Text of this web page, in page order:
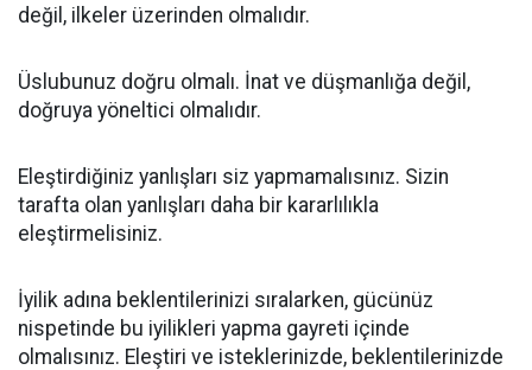
değil, ilkeler üzerinden olmalıdır.
Üslubunuz doğru olmalı. İnat ve düşmanlığa değil,
doğruya yöneltici olmalıdır.
Eleştirdiğiniz yanlışları siz yapmamalısınız. Sizin
tarafta olan yanlışları daha bir kararlılıkla
eleştirmelisiniz.
İyilik adına beklentilerinizi sıralarken, gücünüz
nispetinde bu iyilikleri yapma gayreti içinde
olmalısınız. Eleştiri ve isteklerinizde, beklentilerinizde